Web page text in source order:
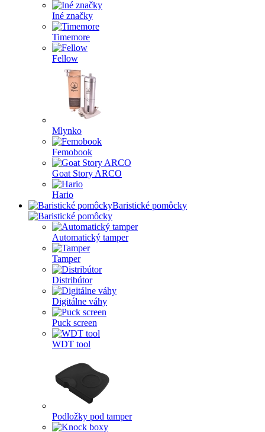
Iné značky
Timemore
Fellow
Mlynko
Femobook
Goat Story ARCO
Hario
Baristické pomôcky
Automatický tamper
Tamper
Distribútor
Digitálne váhy
Puck screen
WDT tool
Podložky pod tamper